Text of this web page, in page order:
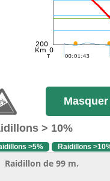
> 10%
>5% Raidillons
Raidillon de 99 m.